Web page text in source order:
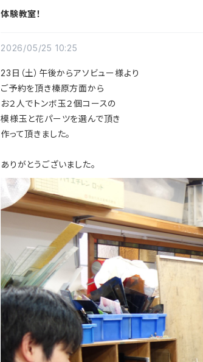
体験教室！
2026/05/25 10:25
23日（土）午後からアソビュー様より
ご予約を頂き榛原方面から
お２人でトンボ玉２個コースの
模様玉と花パーツを選んで頂き
作って頂きました。
ありがとうございました。